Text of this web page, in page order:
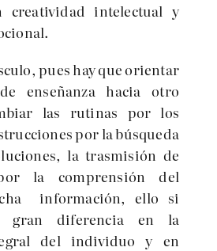
creatividad intelectual y
pues hay que orientar
enseñanza hacia otro
las rutinas por los
por la búsqueda
la trasmisión de
la comprensión del
información, ello si
gran diferencia en la
del individuo y en